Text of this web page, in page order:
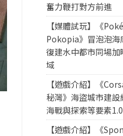
奮力鞭打對方前進
【媒體試玩】《
Pokopia》冒泡泡海
復建水中都市同場
域
【遊戲介紹】《
秘灣》海盜城市建
海戰與探索等要素
【遊戲介紹】《